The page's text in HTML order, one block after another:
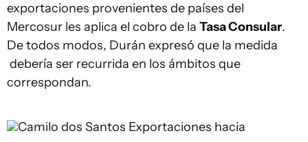
exportaciones provenientes de países del
Mercosur les aplica el cobro de la Tasa Consular.
De todos modos, Durán expresó que la medida
debería ser recurrida en los ámbitos que
correspondan.
Camilo dos Santos Exportaciones hacia